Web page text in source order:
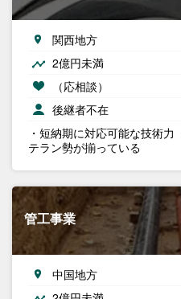
関西地方
2億円未満
（応相談）
後継者不在
・短納期に対応可能な技術
テラン勢が揃っている
管工事業
中国地方